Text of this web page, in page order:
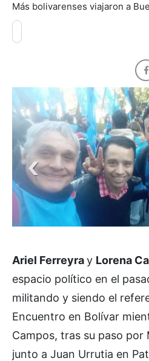
Más bolivarenses viajaron a
Ariel Ferreyray Lorena
espacio político en el
militando y siendo el
Encuentro en Bolívar
Campos, tras su paso por
junto a Juan Urrutia en